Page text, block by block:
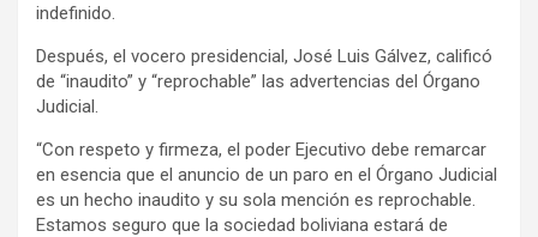
indefinido.
Después, el vocero presidencial, José Luis Gálvez, calificó
de “inaudito” y “reprochable” las advertencias del Órgano
Judicial.
“Con respeto y firmeza, el poder Ejecutivo debe remarcar
en esencia que el anuncio de un paro en el Órgano Judicial
es un hecho inaudito y su sola mención es reprochable.
Estamos seguro que la sociedad boliviana estará de